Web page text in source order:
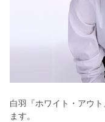
白羽『ホワイト・アウ
ます。